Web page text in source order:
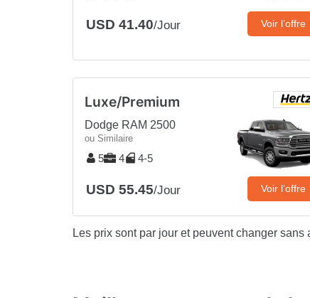
USD 41.40/Jour Voir l’offre
Luxe/Premium
Dodge RAM 2500
ou Similaire
5 4 4-5
USD 55.45/Jour Voir l’offre
Les prix sont par jour et peuvent changer sans